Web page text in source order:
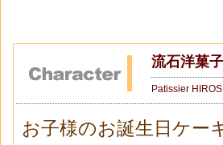
流石洋菓
Patissier
お子様のお誕生日ケー